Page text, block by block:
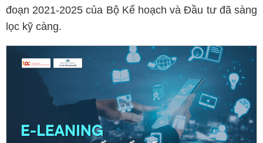
đoạn 2021-2025 của Bộ Kế hoạch và Đầu tư đã sàng
lọc kỹ càng.